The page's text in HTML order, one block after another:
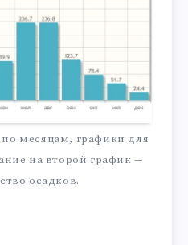
месяцам, графики для
на второй график —
осадков.